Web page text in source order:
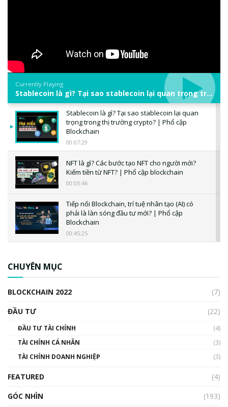
Currently Playing
Stablecoin là gì? Tại sao stablecoin lại quan trọng trong thị trường crypto? | Phổ cập Blockchain
Stablecoin là gì? Tại sao stablecoin lại quan
trọng trong thị trường crypto? | Phổ cập
Blockchain
00:07:29
NFT là gì? Các bước tạo NFT cho người mới?
Kiếm tiền từ NFT? | Phổ cập blockchain
00:03:46
Tiếp nối Blockchain, trí tuệ nhân tạo (AI) có
phải là làn sóng đầu tư mới? | Phổ cập
Blockchain
00:45:25
00:02:14
Nhìn lại năm 2022: Những sự kiện ảnh hưởng
đến hệ sinh thái tiền mã hoá | Phổ cập
CHUYÊN MỤC
BLOCKCHAIN 2022
(7)
ĐẦU TƯ
(22)
ĐẦU TƯ TÀI CHÍNH
(4)
TÀI CHÍNH CÁ NHÂN
(3)
TÀI CHÍNH DOANH NGHIỆP
(3)
FEATURED
(4)
GÓC NHÌN
(193)